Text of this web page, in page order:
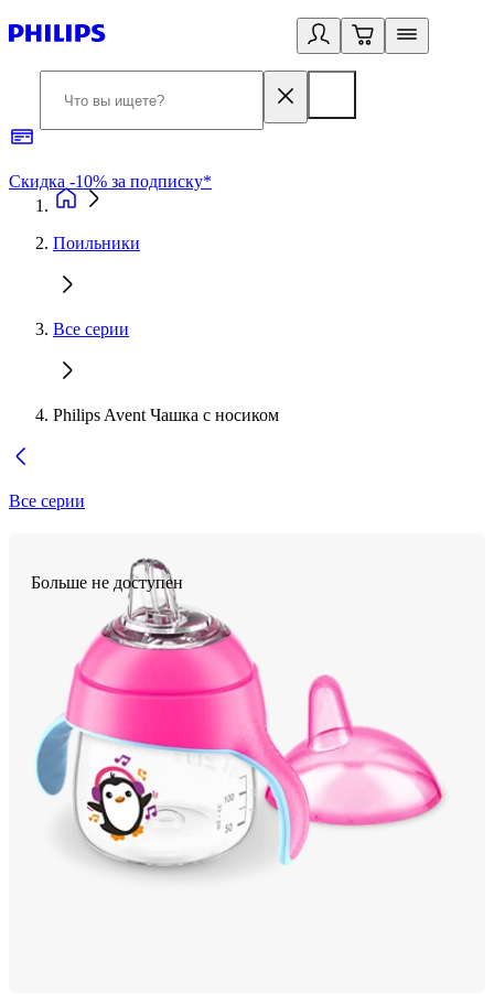
Скидка -10% за подписку*
Поильники
Все серии
Philips Avent Чашка с носиком
Все серии
Больше не доступен